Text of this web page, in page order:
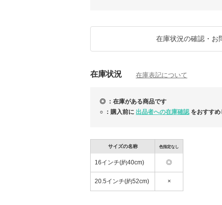
お客様には大変ご不便をおかけいたします
お願い申し上げます。
リンクをご確認ください。
▼ラッピングについてはこちら▼
https://www.buyma.com/buyer/3161982/
▼返品についてはこちら▼
在庫状況の確認・お
在庫状況 在庫表記について
◎ ：在庫がある商品です
○ ：購入前に 出品者への在庫確認 をおすす
サイズの名称 色指定なし
16インチ(約40cm) ◎
20.5インチ(約52cm) ×